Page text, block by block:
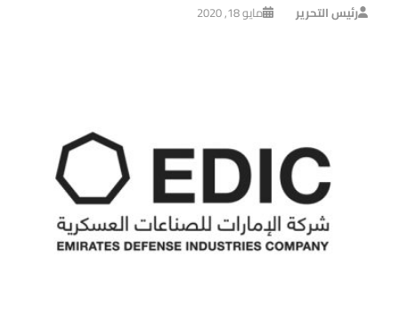
رئيس التحرير مايو 18, 2020